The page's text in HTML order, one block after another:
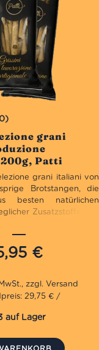
grani
Patti
grani italiani von
Brotstangen, die
besten natürlichen
Zusatzstoffe und
Piemont hergstellt
an dieser
an italienischen
dieser Grissini
Snack für unterwegs
Familie
€
29,75 € /
auf Lager